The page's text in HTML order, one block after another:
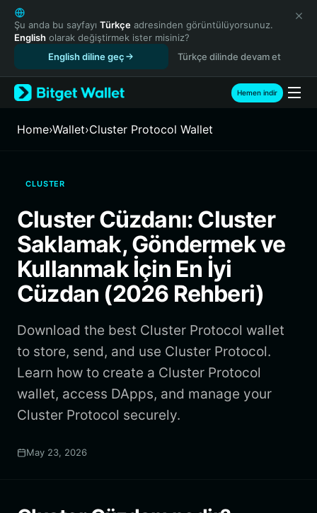
English
日本語
Tiếng Việt
Español (Latinoamérica)
Türkçe
Français
繁體中文
Bahasa Indonesia
ภาษาไทย
हिन्दी
Español
Português (Brasil)
Şu anda bu sayfayı Türkçe adresinden görüntülüyorsunuz.
English olarak değiştirmek ister misiniz?
English diline geç
Türkçe dilinde devam et
Hemen indir
Home›Wallet›Cluster Protocol Wallet
CLUSTER
Cluster Cüzdanı: Cluster
Saklamak, Göndermek ve
Kullanmak İçin En İyi
Cüzdan (2026 Rehberi)
Download the best Cluster Protocol wallet
to store, send, and use Cluster Protocol.
Learn how to create a Cluster Protocol
wallet, access DApps, and manage your
Cluster Protocol securely.
May 23, 2026